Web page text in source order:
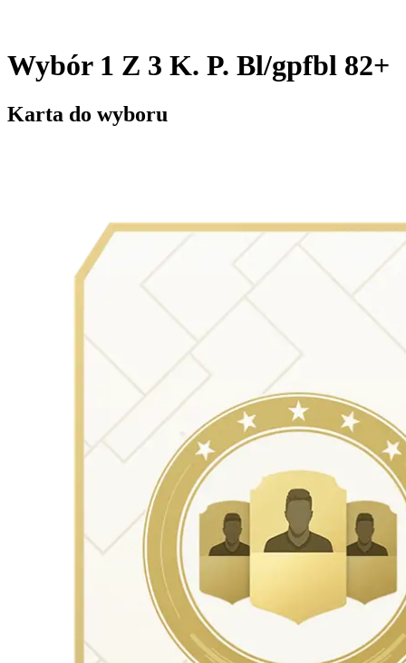
Wybór 1 Z 3 K. P. Bl/gpfbl 82+
Karta do wyboru